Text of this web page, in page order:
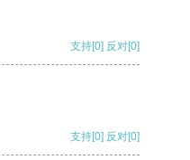
支持[0] 反对[0]
支持[0] 反对[0]